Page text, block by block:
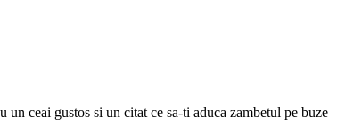
ceai gustos si un citat ce sa-ti aduca zambetul pe buze